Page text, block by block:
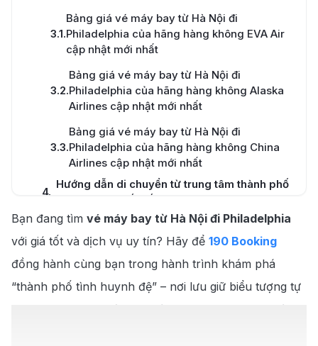
3.1.
Bảng giá vé máy bay từ Hà Nội đi
Philadelphia của hãng hàng không EVA Air
cập nhật mới nhất
3.2.
Bảng giá vé máy bay từ Hà Nội đi
Philadelphia của hãng hàng không Alaska
Airlines cập nhật mới nhất
3.3.
Bảng giá vé máy bay từ Hà Nội đi
Philadelphia của hãng hàng không China
Airlines cập nhật mới nhất
4.
Hướng dẫn di chuyển từ trung tâm thành phố
ra sân bay quốc tế Nội Bài
Hướng dẫn di chuyển từ sân bay Philadelphia
vào trung tâm thành phố
6.
Top 3 cách đặt vé máy bay từ Hà Nội đi
Philadelphia giá rẻ
Lý do bạn nên đặt vé máy bay từ Hà Nội đi
Bạn đang tìm vé máy bay từ Hà Nội đi Philadelphia
với giá tốt và dịch vụ uy tín? Hãy để 190 Booking
đồng hành cùng bạn trong hành trình khám phá
“thành phố tình huynh đệ” – nơi lưu giữ biểu tượng tự